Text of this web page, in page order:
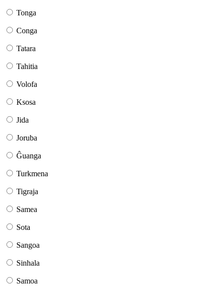
Tonga
Conga
Tatara
Tahitia
Volofa
Ksosa
Jida
Joruba
Ĝuanga
Turkmena
Tigraja
Samea
Sota
Sangoa
Sinhala
Samoa